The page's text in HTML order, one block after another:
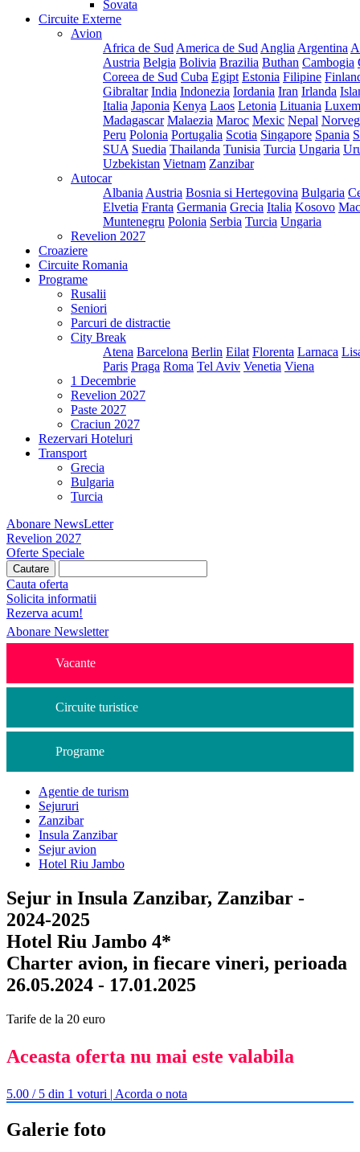
Sovata
Circuite Externe
Avion
Africa de Sud America de Sud Anglia Argentina
Austria Belgia Bolivia Brazilia Buthan Cambogia
Coreea de Sud Cuba Egipt Estonia Filipine
Gibraltar India Indonezia Iordania Iran Irlanda
Italia Japonia Kenya Laos Letonia Lituania
Madagascar Malaezia Maroc Mexic Nepal
Peru Polonia Portugalia Scotia Singapore Spania
SUA Suedia Thailanda Tunisia Turcia Ungaria
Uzbekistan Vietnam Zanzibar
Autocar
Albania Austria Bosnia si Hertegovina Bulgaria
Elvetia Franta Germania Grecia Italia Kosovo
Muntenegru Polonia Serbia Turcia Ungaria
Revelion 2027
Croaziere
Circuite Romania
Programe
Rusalii
Seniori
Parcuri de distractie
City Break
Atena Barcelona Berlin Eilat Florenta Larnaca
Paris Praga Roma Tel Aviv Venetia Viena
1 Decembrie
Revelion 2027
Paste 2027
Craciun 2027
Rezervari Hoteluri
Transport
Grecia
Bulgaria
Turcia
Abonare NewsLetter
Revelion 2027
Oferte Speciale
Cauta oferta
Solicita informatii
Rezerva acum!
Abonare Newsletter
Vacante
Circuite turistice
Programe
Agentie de turism
Sejururi
Zanzibar
Insula Zanzibar
Sejur avion
Hotel Riu Jambo
Sejur in Insula Zanzibar, Zanzibar -
2024-2025
Hotel Riu Jambo 4*
Charter avion, in fiecare vineri, perioada
26.05.2024 - 17.01.2025
Tarife de la 20 euro
Aceasta oferta nu mai este valabila
5.00 / 5 din 1 voturi | Acorda o nota
Galerie foto